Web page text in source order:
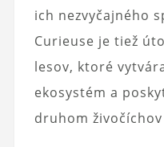
ich nezvyčajného
Curieuse je tiež
lesov, ktoré
ekosystém a
druhom